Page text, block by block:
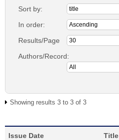
Sort by:
In order:
Results/Page
Authors/Record:
Showing results 3 to 3 of 3
Issue Date Title